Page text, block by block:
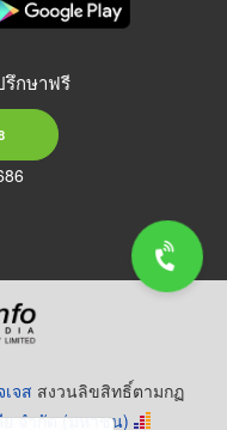
กษาฟรี
จส สงวนลิขสิทธิ์ตามกฏ
ย จำกัด (มหาชน)